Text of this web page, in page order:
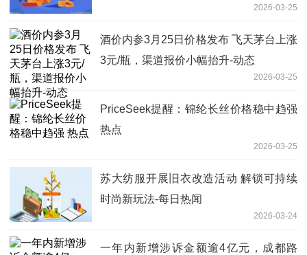
2026-03-25
酒价内参3月25日价格发布 飞天茅台上涨
3元/瓶，渠道报价小幅抬升-动态
2026-03-25
PriceSeek提醒：锦纶长丝价格稳中趋强
热点
2026-03-25
苏大纺服开展旧衣改造活动 解锁可持续
时尚新玩法-每日热闻
2026-03-24
一年内新增涉诉金额逾4亿元，成都路